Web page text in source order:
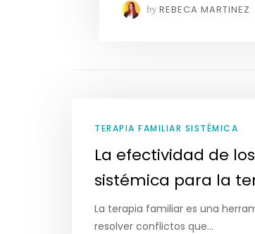
by REBECA MARTINEZ
TERAPIA FAMILIAR SISTÉMICA
La efectividad de
sistémica para la
La terapia familiar es una
resolver conflictos que…